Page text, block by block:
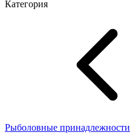
Категория
Рыболовные принадлежности